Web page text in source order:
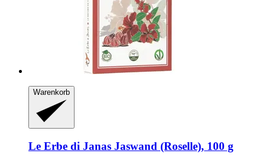
Warenkorb
Le Erbe di Janas Jaswand (Roselle), 100 g